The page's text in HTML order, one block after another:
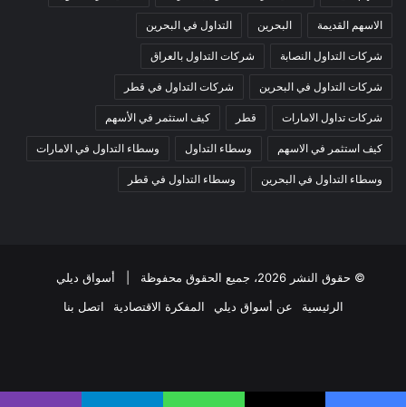
الاسهم القديمة البحرين التداول في البحرين
شركات التداول النصابة شركات التداول بالعراق
شركات التداول في البحرين شركات التداول في قطر
شركات تداول الامارات قطر كيف استثمر في الأسهم
كيف استثمر في الاسهم وسطاء التداول وسطاء التداول في الامارات
وسطاء التداول في البحرين وسطاء التداول في قطر
© حقوق النشر 2026، جميع الحقوق محفوظة |
أسواق ديلي
الرئيسية
عن أسواق ديلي المفكرة الاقتصادية اتصل بنا